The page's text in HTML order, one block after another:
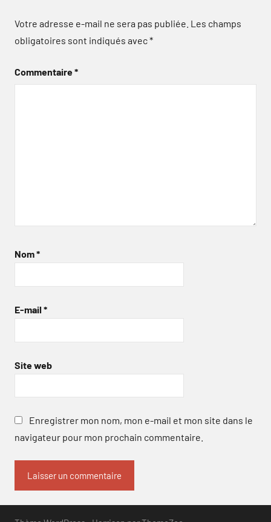
Votre adresse e-mail ne sera pas publiée. Les champs
obligatoires sont indiqués avec*
Commentaire*
Nom*
E-mail *
Site web
Enregistrer mon nom, mon e-mail et mon site dans le
navigateur pour mon prochain commentaire.